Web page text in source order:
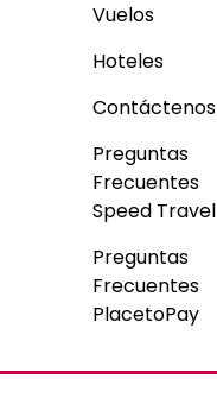
Vuelos
Hoteles
Contáctenos
Preguntas
Frecuentes
Speed Travel
Preguntas
Frecuentes
PlacetoPay